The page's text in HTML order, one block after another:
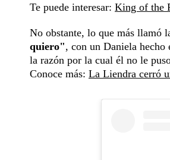
Te puede interesar: King of the
No obstante, lo que más llamó
quiero", con un Daniela hecho
la razón por la cual él no le
Conoce más: La Liendra cerró